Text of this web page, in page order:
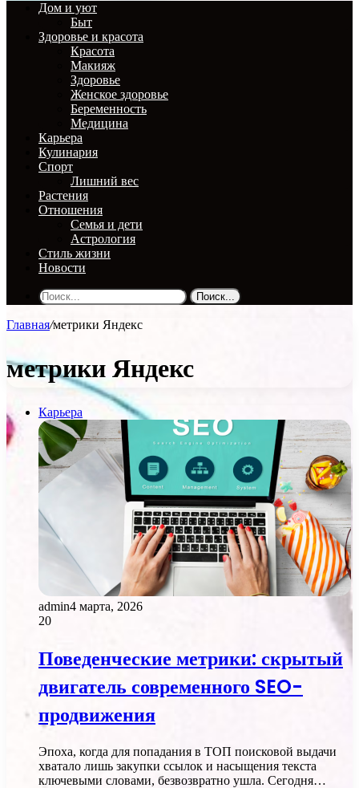
Дом и уют
Быт
Здоровье и красота
Красота
Макияж
Здоровье
Женское здоровье
Беременность
Медицина
Карьера
Кулинария
Спорт
Лишний вес
Растения
Отношения
Семья и дети
Астрология
Стиль жизни
Новости
Поиск...
Главная/метрики Яндекс
метрики Яндекс
Карьера
admin4 марта, 2026
20
Поведенческие метрики: скрытый
двигатель современного SEO-
продвижения
Эпоха, когда для попадания в ТОП поисковой выдачи
хватало лишь закупки ссылок и насыщения текста
ключевыми словами, безвозвратно ушла. Сегодня…